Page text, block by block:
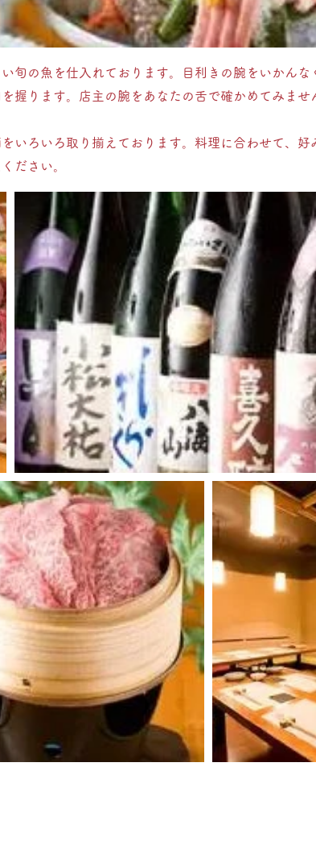
旬の魚を仕入れております。目利きの腕をいかんな
握ります。店主の腕をあなたの舌で確かめてみませ
いろいろ取り揃えております。料理に合わせて、好
ださい。